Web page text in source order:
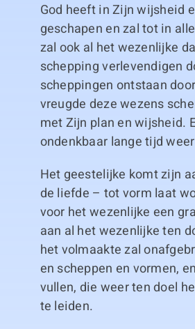
God heeft in Zijn wijsheid
geschapen en zal tot in
zal ook al het wezenlijke
schepping verlevendigen
scheppingen ontstaan
vreugde deze wezens
met Zijn plan en wijsheid.
ondenkbaar lange tijd
Het geestelijke komt zijn
de liefde – tot vorm laat
voor het wezenlijke een
aan al het wezenlijke ten
het volmaakte zal
en scheppen en vormen,
vullen, die weer ten doel
te leiden.